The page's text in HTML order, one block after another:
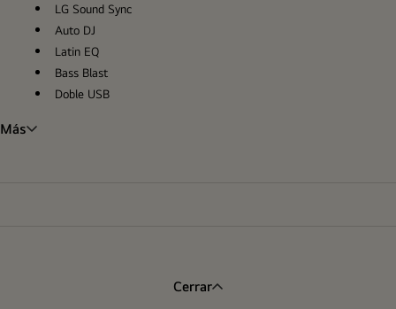
LG Sound Sync
Auto DJ
Latin EQ
Bass Blast
Doble USB
Más
Cerrar